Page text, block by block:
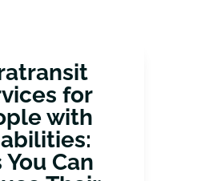
for
with
You Can